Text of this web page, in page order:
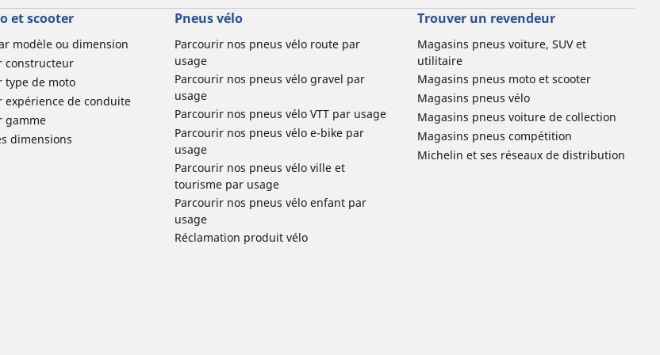
et scooter
modèle ou dimension
constructeur
type de moto
expérience de conduite
gamme
dimensions
Pneus vélo
Parcourir nos pneus vélo route par
usage
Parcourir nos pneus vélo gravel par
usage
Parcourir nos pneus vélo VTT par usage
Parcourir nos pneus vélo e-bike par
usage
Parcourir nos pneus vélo ville et
tourisme par usage
Parcourir nos pneus vélo enfant par
usage
Réclamation produit vélo
Trouver un revendeur
Magasins pneus voiture, SUV et
utilitaire
Magasins pneus moto et scooter
Magasins pneus vélo
Magasins pneus voiture de collection
Magasins pneus compétition
Michelin et ses réseaux de distribution